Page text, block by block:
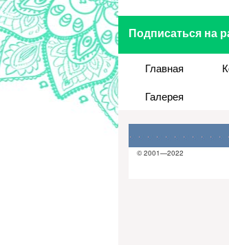
Подписаться на
Главная
Галерея
© 2001—2022